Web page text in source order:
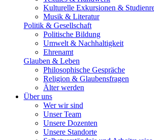
Kulturelle Exkursionen &
Musik & Literatur
Politik & Gesellschaft
Politische Bildung
Umwelt & Nachhaltigkeit
Ehrenamt
Glauben & Leben
Philosophische Gespräche
Religion & Glaubensfragen
Älter werden
Über uns
Wer wir sind
Unser Team
Unsere Dozenten
Unsere Standorte